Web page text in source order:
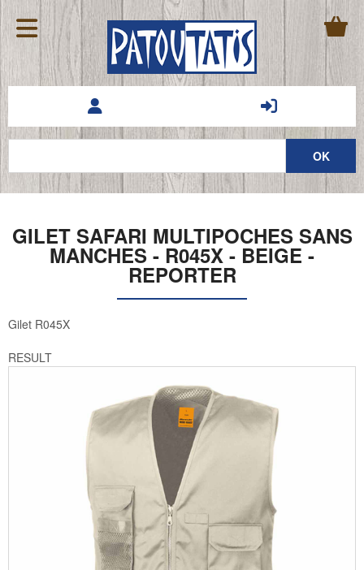
GILET SAFARI MULTIPOCHES SANS
MANCHES - R045X - BEIGE -
REPORTER
Gilet R045X
RESULT